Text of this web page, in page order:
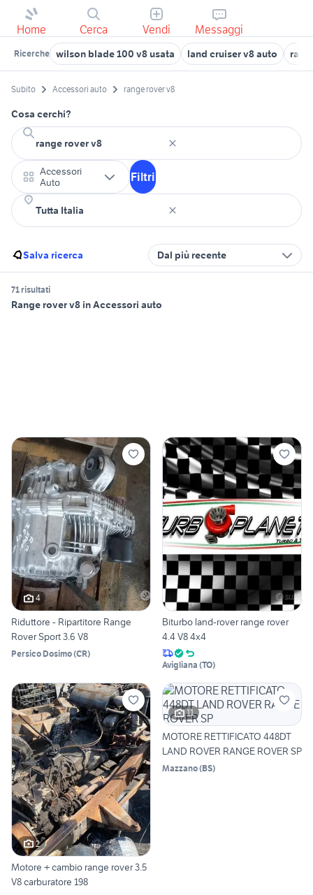
Home Cerca Vendi Messaggi
Ricerche wilson blade 100 v8 usata land cruiser v8 auto
Subito Accessori auto range rover v8
Cosa cerchi?
Accessori
Auto
Filtri
Salva ricerca Dal più recente
71 risultati
Range rover v8 in Accessori auto
4
Riduttore - Ripartitore Range
Rover Sport 3.6 V8
Persico Dosimo(CR)
Biturbo land-rover range rover
4.4 V8 4x4
Avigliana (TO)
2
Motore + cambio range rover 3.5
V8 carburatore 198
11
MOTORE RETTIFICATO 448DT
LAND ROVER RANGE ROVER SP
Mazzano(BS)